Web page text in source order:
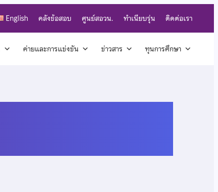
English คลังข้อสอบ ศูนย์สอวน. ทำเนียบรุ่น ติดต่อเรา
ค่ายและการแข่งขัน ข่าวสาร ทุนการศึกษา